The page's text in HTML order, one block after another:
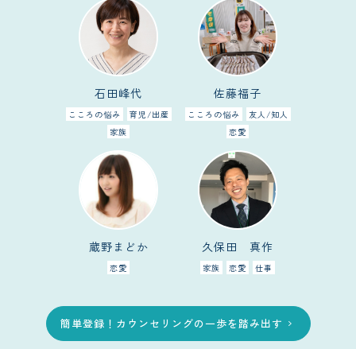
石田峰代
こころの悩み
育児/出産
家族
佐藤福子
こころの悩み
友人/知人
恋愛
蔵野まどか
恋愛
久保田 真作
家族 恋愛 仕事
簡単登録！カウンセリングの一歩を踏み出す chevron_right